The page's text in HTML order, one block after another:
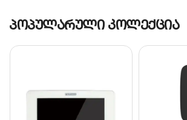
გადახურებისა და ზედმეტი
Zigbee კავშირი:სტაბილური და
კავშირი Roombanker-ის ჰაბთან
კომპაქტური დიზაინი:
ერგება
ინტერიერს და არ ფარავს
პოპულარული კოლექცია